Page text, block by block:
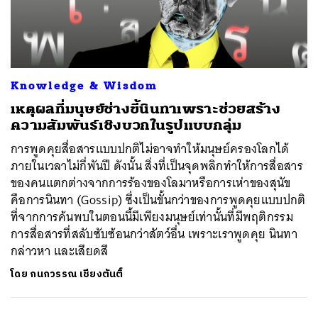
Knowledge & Wisdom
เหตุผลที่มนุษย์ช่างขี้นินทาเพราะช่วยสร้าง
ความสัมพันธ์เชิงบวกในรูปแบบกลุ่ม
การพูดคุยสื่อสารแบบปกติไม่อาจทำให้มนุษย์ครองโลกได้
ภายในเวลาไม่กี่พันปี ดังนั้น สิ่งที่เป็นจุดพลิกทำให้การสื่อสาร
ของคนแตกต่างจากการร้องของโลมาหรือการเห่าของสุนัข
คือการนินทา (Gossip) ซึ่งเป็นขั้นกว่าของการพูดคุยแบบปกติ
ที่จากการค้นพบในตอนนี้มีเพียงมนุษย์เท่านั้นที่มีพฤติกรรม
การสื่อสารที่สลับซับซ้อนกว่าสัตว์อื่น เพราะเราพูดคุย นินทา
กล่าวหา และเสียดสี
โดย กนกวรรณ เชียงตันติ์
ค้นหา
SHARE TWEET